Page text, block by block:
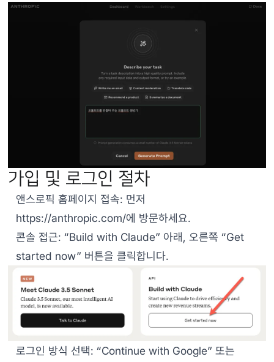
가입 및 로그인 절차
앤스로픽 홈페이지 접속: 먼저
https://anthropic.com/에 방문하세요.
콘솔 접근: “Build with Claude” 아래, 오른쪽 “Get
started now” 버튼을 클릭합니다.
로그인 방식 선택: “Continue with Google” 또는